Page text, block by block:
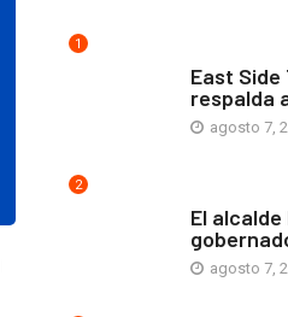
1
East
respalda
agosto 7,
2
El
agosto 7,